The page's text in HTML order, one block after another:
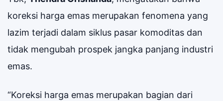
koreksi harga emas merupakan fenomena yang
lazim terjadi dalam siklus pasar komoditas dan
tidak mengubah prospek jangka panjang industri
emas.
“Koreksi harga emas merupakan bagian dari